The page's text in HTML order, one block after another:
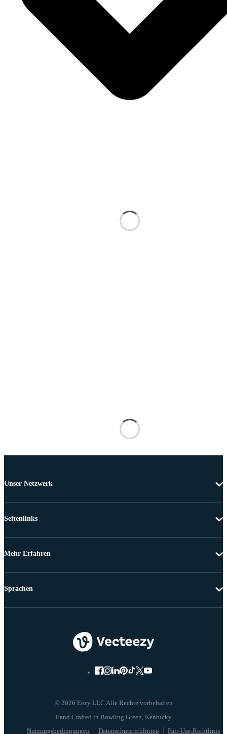
Unser Netzwerk
Seitenlinks
Mehr Erfahren
© 2026 Eezy LLC Alle Rechte vorbehalten
Nutzungsbedingungen Datenschutzrichlinien Fair-Use-Richtlinie
Sprachen